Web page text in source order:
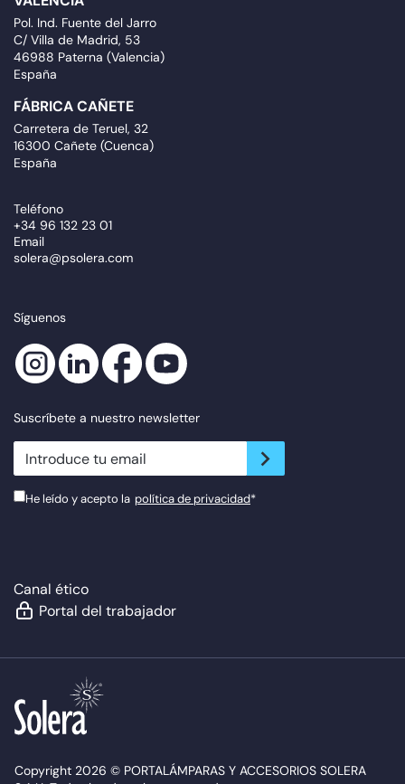
Pol. Ind. Fuente del Jarro
C/ Villa de Madrid, 53
46988 Paterna (Valencia)
España
FÁBRICA CAÑETE
Carretera de Teruel, 32
16300 Cañete (Cuenca)
España
Teléfono
+34 96 132 23 01
Email
solera@psolera.com
Síguenos
Suscríbete a nuestro newsletter
newsletter.suscribe
He leído y acepto la política de privacidad*
Canal ético
Portal del trabajador
Copyright 2026 © PORTALÁMPARAS Y ACCESORIOS SOLERA